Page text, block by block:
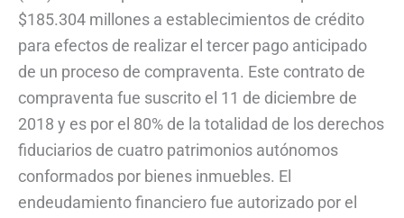
$185.304 millones a establecimientos de crédito
para efectos de realizar el tercer pago anticipado
de un proceso de compraventa. Este contrato de
compraventa fue suscrito el 11 de diciembre de
2018 y es por el 80% de la totalidad de los derechos
fiduciarios de cuatro patrimonios autónomos
conformados por bienes inmuebles. El
endeudamiento financiero fue autorizado por el